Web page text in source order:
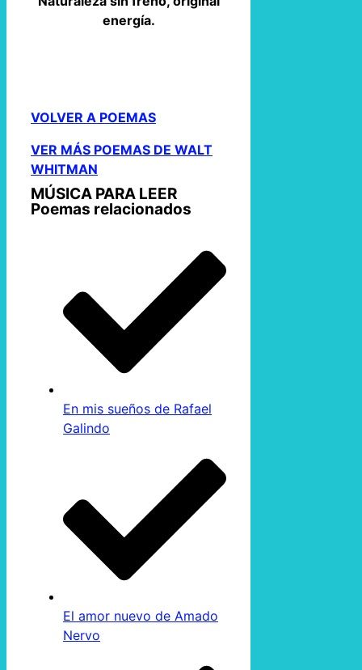
energía.
VOLVER A POEMAS
VER MÁS POEMAS DE WALT
WHITMAN
MÚSICA PARA LEER
Poemas relacionados
En mis sueños de Rafael
Galindo
El amor nuevo de Amado
Nervo